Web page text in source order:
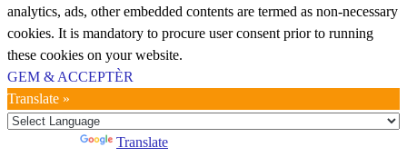
analytics, ads, other embedded contents are termed as non-necessary
cookies. It is mandatory to procure user consent prior to running
these cookies on your website.
GEM & ACCEPTÈR
Translate »
Translate